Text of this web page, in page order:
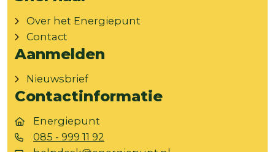
Over het Energiepunt
Contact
Aanmelden
Nieuwsbrief
Contactinformatie
Energiepunt
085 - 999 11 92